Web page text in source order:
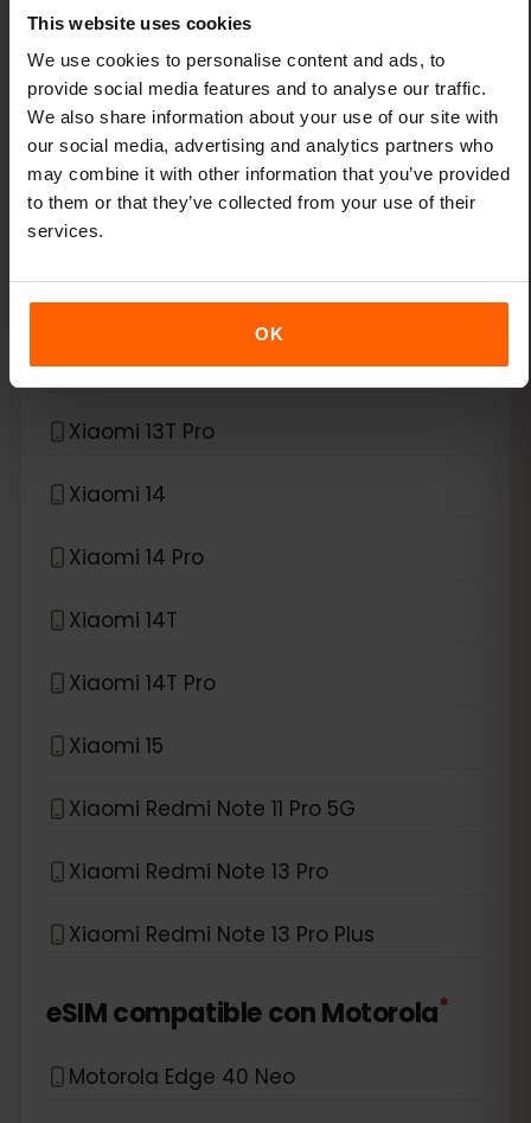
This website uses cookies
We use cookies to personalise content and ads, to
provide social media features and to analyse our traffic.
We also share information about your use of our site with
our social media, advertising and analytics partners who
may combine it with other information that you’ve provided
to them or that they’ve collected from your use of their
services.
OK
Google Pixel Fold
eSIM compatible conXiaomi*
Xiaomi 12T Pro
Xiaomi 13
Xiaomi 13 Lite
Xiaomi 13 Pro
Xiaomi 13T Pro
Xiaomi 14
Xiaomi 14 Pro
Xiaomi 14T
Xiaomi 14T Pro
Xiaomi 15
Xiaomi Redmi Note 11 Pro 5G
Xiaomi Redmi Note 13 Pro
Xiaomi Redmi Note 13 Pro Plus
eSIM compatible conMotorola*
Motorola Edge 40 Neo